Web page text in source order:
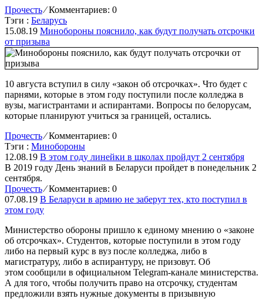
Прочесть ⁄Комментариев: 0
Тэги : Беларусь
15.08.19 Минобороны пояснило, как будут получать отсрочки
от призыва
10 августа вступил в силу «закон об отсрочках». Что будет с
парнями, которые в этом году поступили после колледжа в
вузы, магистрантами и аспирантами. Вопросы по белорусам,
которые планируют учиться за границей, остались.
Прочесть ⁄Комментариев: 0
Тэги : Минобороны
12.08.19 В этом году линейки в школах пройдут 2 сентября
В 2019 году День знаний в Беларуси пройдет в понедельник 2
сентября.
Прочесть ⁄Комментариев: 0
07.08.19 В Беларуси в армию не заберут тех, кто поступил в
этом году
Министерство обороны пришло к единому мнению о «законе
об отсрочках». Студентов, которые поступили в этом году
либо на первый курс в вуз после колледжа, либо в
магистратуру, либо в аспирантуру, не призовут. Об
этом сообщили в официальном Telegram-канале министерства.
А для того, чтобы получить право на отсрочку, студентам
предложили взять нужные документы в призывную